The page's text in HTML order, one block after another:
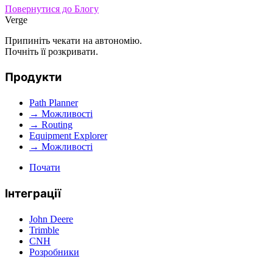
Повернутися до Блогу
Verge
Припиніть чекати на автономію.
Почніть її розкривати.
Продукти
Path Planner
→ Можливості
→ Routing
Equipment Explorer
→ Можливості
Почати
Інтеграції
John Deere
Trimble
CNH
Розробники